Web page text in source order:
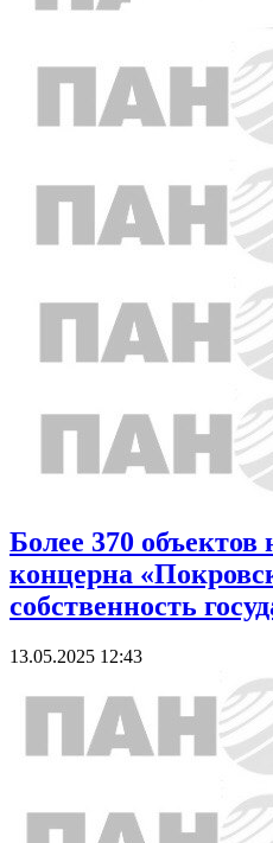
Более 370
концерна
собственность
13.05.2025 12:43